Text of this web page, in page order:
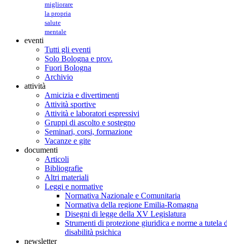
migliorare
la propria
salute
mentale
eventi
Tutti gli eventi
Solo Bologna e prov.
Fuori Bologna
Archivio
attività
Amicizia e divertimenti
Attività sportive
Attività e laboratori espressivi
Gruppi di ascolto e sostegno
Seminari, corsi, formazione
Vacanze e gite
documenti
Articoli
Bibliografie
Altri materiali
Leggi e normative
Normativa Nazionale e Comunitaria
Normativa della regione Emilia-Romagna
Disegni di legge della XV Legislatura
Strumenti di protezione giuridica e norme a tutela
disabilità psichica
newsletter